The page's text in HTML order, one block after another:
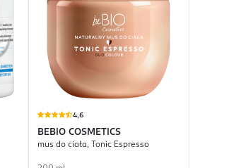
4,6
BEBIO COSMETICS
mus do ciała, Tonic Espresso